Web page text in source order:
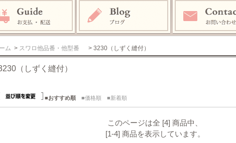
ム > スワロ他品番・他型番 > 3230（しずく縫付）
（しずく縫付）
■おすすめ順 ■価格順 ■新着順
このページは全 [4] 商品中、
[1-4] 商品を表示しています。